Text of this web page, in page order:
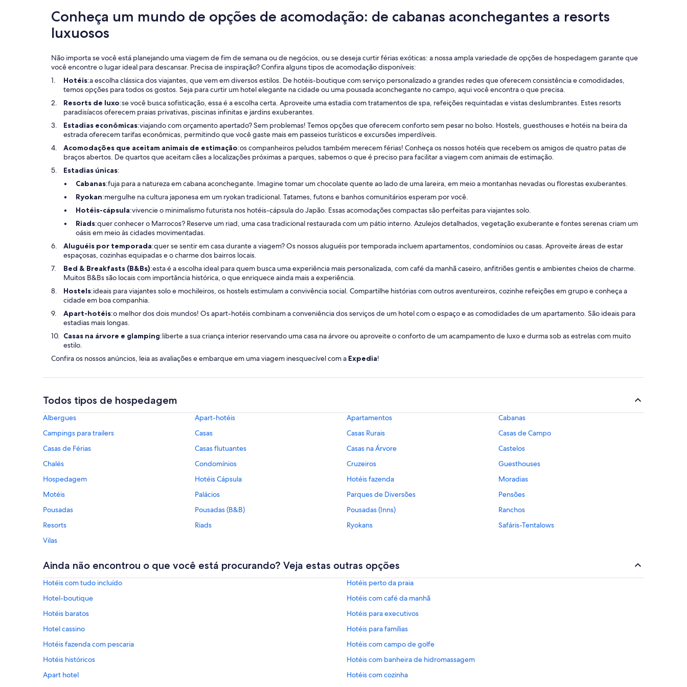
Conheça um mundo de opções de acomodação: de cabanas aconchegantes a resorts
luxuosos
Não importa se você está planejando uma viagem de fim de semana ou de negócios, ou se deseja curtir férias exóticas: a nossa ampla variedade de opções de hospedagem garante que
você encontre o lugar ideal para descansar. Precisa de inspiração? Confira alguns tipos de acomodação disponíveis:
Hotéis:a escolha clássica dos viajantes, que vem em diversos estilos. De hotéis-boutique com serviço personalizado a grandes redes que oferecem consistência e comodidades,
temos opções para todos os gostos. Seja para curtir um hotel elegante na cidade ou uma pousada aconchegante no campo, aqui você encontra o que precisa.
Resorts de luxo:se você busca sofisticação, essa é a escolha certa. Aproveite uma estadia com tratamentos de spa, refeições requintadas e vistas deslumbrantes. Estes resorts
paradisíacos oferecem praias privativas, piscinas infinitas e jardins exuberantes.
Estadias econômicas:viajando com orçamento apertado? Sem problemas! Temos opções que oferecem conforto sem pesar no bolso. Hostels, guesthouses e hotéis na beira da
estrada oferecem tarifas econômicas, permitindo que você gaste mais em passeios turísticos e excursões imperdíveis.
Acomodações que aceitam animais de estimação:os companheiros peludos também merecem férias! Conheça os nossos hotéis que recebem os amigos de quatro patas de
braços abertos. De quartos que aceitam cães a localizações próximas a parques, sabemos o que é preciso para facilitar a viagem com animais de estimação.
Estadias únicas:
Cabanas:fuja para a natureza em cabana aconchegante. Imagine tomar um chocolate quente ao lado de uma lareira, em meio a montanhas nevadas ou florestas exuberantes.
Ryokan:mergulhe na cultura japonesa em um ryokan tradicional. Tatames, futons e banhos comunitários esperam por você.
Hotéis-cápsula:vivencie o minimalismo futurista nos hotéis-cápsula do Japão. Essas acomodações compactas são perfeitas para viajantes solo.
Riads:quer conhecer o Marrocos? Reserve um riad, uma casa tradicional restaurada com um pátio interno. Azulejos detalhados, vegetação exuberante e fontes serenas criam um
oásis em meio às cidades movimentadas.
Aluguéis por temporada:quer se sentir em casa durante a viagem? Os nossos aluguéis por temporada incluem apartamentos, condomínios ou casas. Aproveite áreas de estar
espaçosas, cozinhas equipadas e o charme dos bairros locais.
Bed & Breakfasts (B&Bs):esta é a escolha ideal para quem busca uma experiência mais personalizada, com café da manhã caseiro, anfitriões gentis e ambientes cheios de charme.
Muitos B&Bs são locais com importância histórica, o que enriquece ainda mais a experiência.
Hostels:ideais para viajantes solo e mochileiros, os hostels estimulam a convivência social. Compartilhe histórias com outros aventureiros, cozinhe refeições em grupo e conheça a
cidade em boa companhia.
Apart-hotéis:o melhor dos dois mundos! Os apart-hotéis combinam a conveniência dos serviços de um hotel com o espaço e as comodidades de um apartamento. São ideais para
estadias mais longas.
Casas na árvore e glamping:liberte a sua criança interior reservando uma casa na árvore ou aproveite o conforto de um acampamento de luxo e durma sob as estrelas com muito
estilo.
Confira os nossos anúncios, leia as avaliações e embarque em uma viagem inesquecível com a Expedia!
Todos tipos de hospedagem
Albergues Apart-hotéis Apartamentos
Cabanas
Campings para trailers
Casas Casas Rurais
Casas de Campo
Casas de Férias
Casas flutuantes Casas na Árvore
Castelos
Chalés
Condomínios Cruzeiros
Guesthouses
Hospedagem
Hotéis Cápsula Hotéis fazenda
Moradias
Motéis
Palácios Parques de Diversões
Pensões
Pousadas
Pousadas (B&B) Pousadas (Inns)
Ranchos
Resorts
Riads Ryokans
Safáris-Tentalows
Vilas
Ainda não encontrou o que você está procurando? Veja estas outras opções
Hotéis com tudo incluído
Hotéis perto da praia
Hotel-boutique
Hotéis com café da manhã
Hotéis baratos
Hotéis para executivos
Hotel cassino
Hotéis para famílias
Hotéis fazenda com pescaria
Hotéis com campo de golfe
Hotéis históricos
Hotéis com banheira de hidromassagem
Apart hotel
Hotéis com cozinha